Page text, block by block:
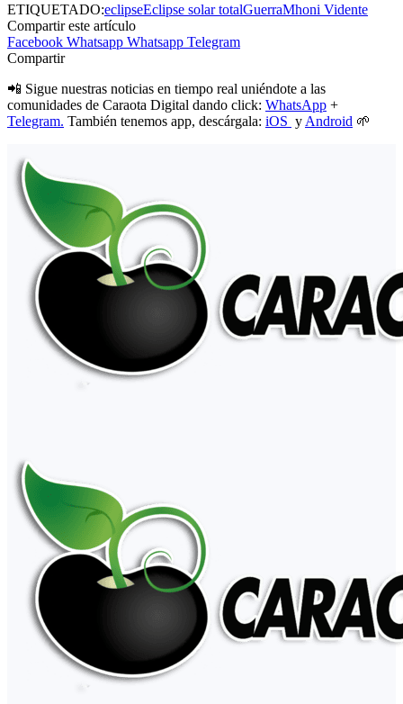
ETIQUETADO:eclipseEclipse solar totalGuerraMhoni Vidente
Compartir este artículo
Facebook Whatsapp Whatsapp Telegram
Compartir
📲 Sigue nuestras noticias en tiempo real uniéndote a las
comunidades de Caraota Digital dando click: WhatsApp +
Telegram. También tenemos app, descárgala: iOS y Android 🌱